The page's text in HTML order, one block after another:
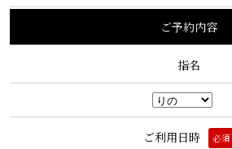
ご予約内容
指名
ご利用日時 必須